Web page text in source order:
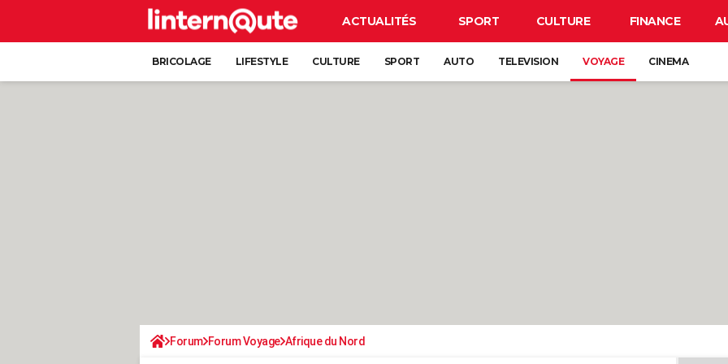
ACTUALITÉS SPORT CULTURE FINANCE
BRICOLAGE LIFESTYLE CULTURE SPORT AUTO TELEVISION VOYAGE CINEMA
Forum Forum Voyage Afrique du Nord